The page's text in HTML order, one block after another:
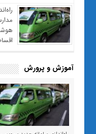
آموزش و پرورش